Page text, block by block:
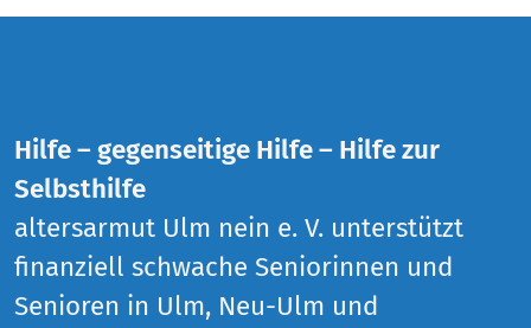
Hilfe – gegenseitige Hilfe – Hilfe zur
Selbsthilfe
altersarmut Ulm nein e. V. unterstützt
finanziell schwache Seniorinnen und
Senioren in Ulm, Neu-Ulm und